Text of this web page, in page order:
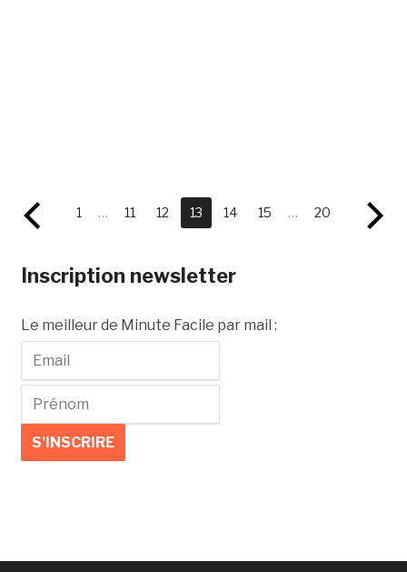
1 … 11 12 13 14 15 … 20
Inscription newsletter
Le meilleur de Minute Facile par mail :